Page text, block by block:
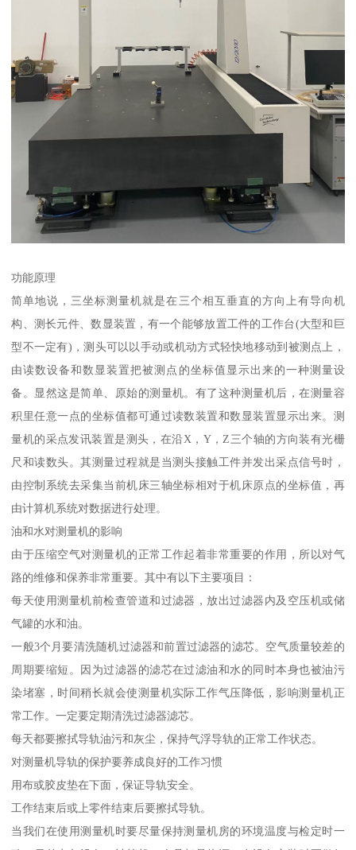
功能原理
简单地说，三坐标测量机就是在三个相互垂直的方向上有导向机
构、测长元件、数显装置，有一个能够放置工件的工作台(大型和巨
型不一定有)，测头可以以手动或机动方式轻快地移动到被测点上，
由读数设备和数显装置把被测点的坐标值显示出来的一种测量设
备。显然这是简单、原始的测量机。有了这种测量机后，在测量容
积里任意一点的坐标值都可通过读数装置和数显装置显示出来。测
量机的采点发讯装置是测头，在沿X，Y，Z三个轴的方向装有光栅
尺和读数头。其测量过程就是当测头接触工件并发出采点信号时，
由控制系统去采集当前机床三轴坐标相对于机床原点的坐标值，再
由计算机系统对数据进行处理。
油和水对测量机的影响
由于压缩空气对测量机的正常工作起着非常重要的作用，所以对气
路的维修和保养非常重要。其中有以下主要项目：
每天使用测量机前检查管道和过滤器，放出过滤器内及空压机或储
气罐的水和油。
一般3个月要清洗随机过滤器和前置过滤器的滤芯。空气质量较差的
周期要缩短。因为过滤器的滤芯在过滤油和水的同时本身也被油污
染堵塞，时间稍长就会使测量机实际工作气压降低，影响测量机正
常工作。一定要定期清洗过滤器滤芯。
每天都要擦拭导轨油污和灰尘，保持气浮导轨的正常工作状态。
对测量机导轨的保护要养成良好的工作习惯
用布或胶皮垫在下面，保证导轨安全。
工作结束后或上零件结束后要擦拭导轨。
当我们在使用测量机时要尽量保持测量机房的环境温度与检定时一